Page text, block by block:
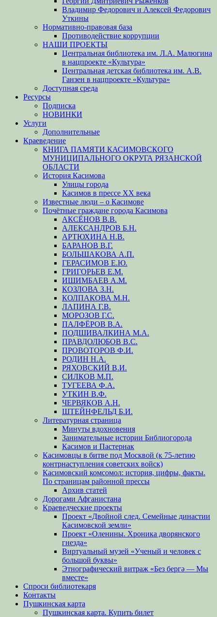
Владимир Федорович и Алексей Федорович
Уткины
Нормативно-правовая база
Противодействие коррупции
НАШИ ПРОЕКТЫ
Центральная библиотека им. Л.А. Малюгина
в нацпроекте «Культура»
Центральная детская библиотека им. А.В.
Ганзен в нацпроекте «Культура»
Доступная среда
Ресурсы
Подписка
НОВИНКИ
Услуги
Дополнительные
Краеведение
КНИГА ПАМЯТИ КАСИМОВСКОГО
МУНИЦИПАЛЬНОГО ОКРУГА РЯЗАНСКОЙ
ОБЛАСТИ
История Касимова
Улицы города
Касимов в прессе XX века
Известные люди – о Касимове
Почётные граждане города Касимова
АКСЁНОВ В.В.
АЛЕКСАНДРОВ Б.Н.
АРТЮХИНА Н.В.
БАРАНОВ В.Г.
БОЛЬШАКОВА А.П.
ГЕРАСИМОВ Е.Ю.
ГРИГОРЬЕВ Е.М.
ИШИМБАЕВ А.М.
КОЗЛОВА З.Н.
КОЛПАКОВА М.Н.
ЛАПИНА Г.В.
МОРОЗОВ Г.С.
ПАЛФЁРОВ В.А.
ПОДШИВАЛКИНА М.А.
ПРАВДОЛЮБОВ В.С.
ПРОВОТОРОВ Ф.И.
РОДИН Н.А.
РЯХОВСКИЙ В.И.
СИЛКОВ М.П.
ТУГЕЕВА Ф.А.
УТКИН В.Ф.
ЧЕРВЯКОВ А.Н.
ШТЕЙНФЕЛЬД Б.И.
Литературная страница
Минуты вдохновения
Занимательные истории Библиогорода
Касимов и Пастернак
Касимовцы в битве под Москвой (к 75-летию
контрнаступления советских войск)
Касимовский комсомол: история, цифры, факты.
По страницам районной прессы
Архив статей
Дорогами Афганистана
Краеведческие проекты
Проект «Двойной след. Семейные династии
Касимовской земли»
Проект «Оленины. Хроника дворянского
гнезда»
Виртуальный музей «Ученый и человек с
большой буквы»
Этнографический витраж «Без бергə — Мы
вместе»
Спроси библиотекаря
Контакты
Пушкинская карта
Пушкинская карта. Купить билет